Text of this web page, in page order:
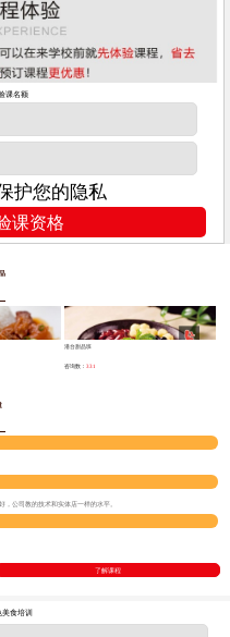
课名额
护您的隐私
港台甜品班
咨询数：331
，公司教的技术和实体店一样的水平。
了解课程
食培训